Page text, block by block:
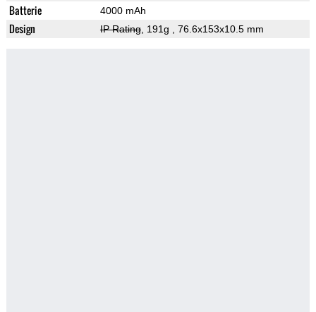
Batterie 4000 mAh
Design IP Rating, 191g , 76.6x153x10.5 mm